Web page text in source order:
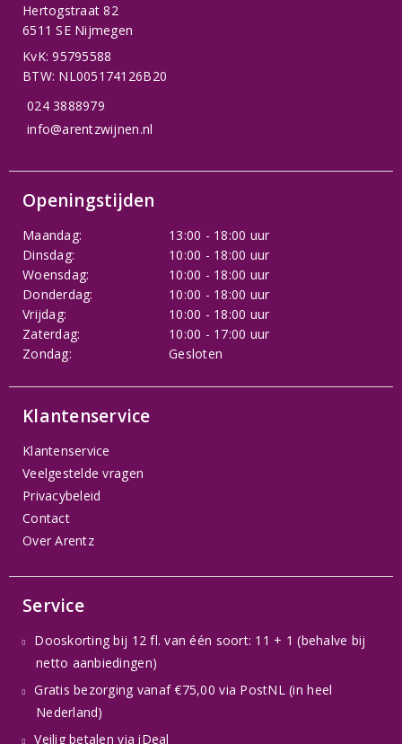
Hertogstraat 82
6511 SE Nijmegen
KvK: 95795588
BTW: NL005174126B20
024 3888979
info@arentzwijnen.nl
Openingstijden
Maandag:
13:00 - 18:00 uur
Dinsdag:
10:00 - 18:00 uur
Woensdag:
10:00 - 18:00 uur
Donderdag:
10:00 - 18:00 uur
Vrijdag:
10:00 - 18:00 uur
Zaterdag:
10:00 - 17:00 uur
Zondag:
Gesloten
Klantenservice
Klantenservice
Veelgestelde vragen
Privacybeleid
Contact
Over Arentz
Service
Dooskorting bij 12 fl. van één soort: 11 + 1 (behalve bij
netto aanbiedingen)
Gratis bezorging vanaf €75,00 via PostNL (in heel
Nederland)
Veilig betalen via iDeal